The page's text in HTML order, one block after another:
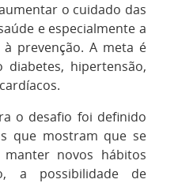
o cuidado das
e especialmente a
prevenção. A meta é
diabetes, hipertensão,
o desafio foi definido
que mostram que se
manter novos hábitos
a possibilidade de